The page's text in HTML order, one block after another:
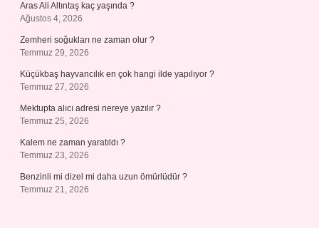
Aras Ali Altıntaş kaç yaşında ?
Ağustos 4, 2026
Zemheri soğukları ne zaman olur ?
Temmuz 29, 2026
Küçükbaş hayvancılık en çok hangi ilde yapılıyor ?
Temmuz 27, 2026
Mektupta alıcı adresi nereye yazılır ?
Temmuz 25, 2026
Kalem ne zaman yaratıldı ?
Temmuz 23, 2026
Benzinli mi dizel mi daha uzun ömürlüdür ?
Temmuz 21, 2026